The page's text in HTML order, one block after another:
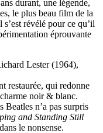
durant, une légende,
le plus beau film de la
révélé pour ce qu’il
éprouvante
Lester (1964),
restaurée, qui redonne
noir & blanc.
n’a pas surpris
and Standing Still
le nonsense.